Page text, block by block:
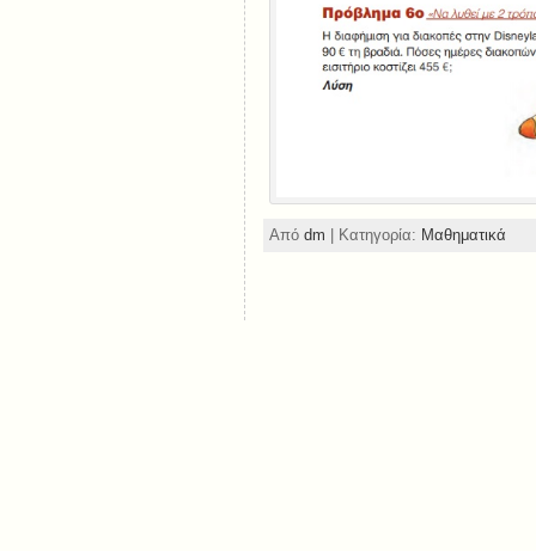
Από dm | Κατηγορία: Μαθηματικά